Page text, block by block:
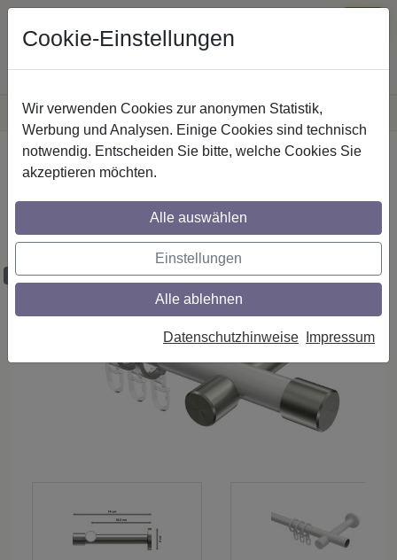
VersandkostenfreieLieferung innerhalb Deutschlands
Sichere Zahlung
Startseite Gardinenstangen Metall
1-läufig, Modell PRESTIGE - Santo Weiß
/ Edelstahl-Optik
Maßzuschnitt möglich
Cookie-Einstellungen
Wir verwenden Cookies zur anonymen Statistik,
Werbung und Analysen. Einige Cookies sind technisch
notwendig. Entscheiden Sie bitte, welche Cookies Sie
akzeptieren möchten.
Alle auswählen
Einstellungen
Alle ablehnen
Datenschutzhinweise Impressum